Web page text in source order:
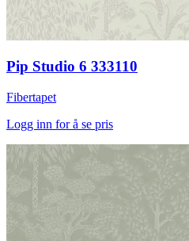
Pip Studio 6 333110
Fibertapet
Logg inn for å se pris